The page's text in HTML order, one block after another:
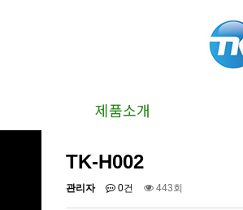
제품소개
TK-H002
관리자 0건 443회